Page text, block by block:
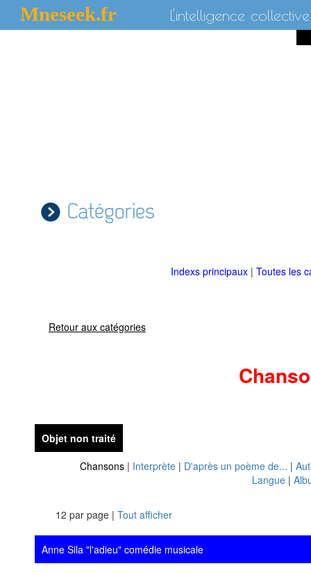
Mneseek.fr L'intelligence collective
Catégories
Indexs principaux | Toutes les
Retour aux catégories
Objet non traité
Chansons | Interprète | D'après un poème de... |
Langue |
12 par page | Tout afficher
Anne Sila "l'adieu" comédie musicale